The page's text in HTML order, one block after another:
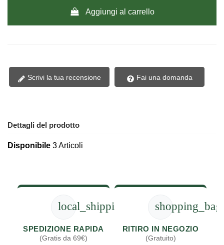
Aggiungi al carrello
Scrivi la tua recensione Fai una domanda
Dettagli del prodotto
Disponibile 3 Articoli
local_shipping
SPEDIZIONE RAPIDA
(Gratis da 69€)
shopping_bag
RITIRO IN NEGOZIO
(Gratuito)